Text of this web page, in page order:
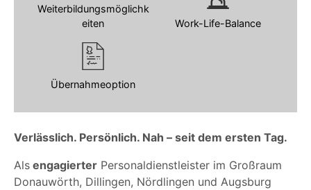
Verlässlich. Persönlich. Nah – seit dem ersten Tag.
Als engagierter Personaldienstleister im Großraum
Donauwörth, Dillingen, Nördlingen und Augsburg
Weiterbildungsmöglichk
eiten
Work-Life-Balance
Übernahmeoption